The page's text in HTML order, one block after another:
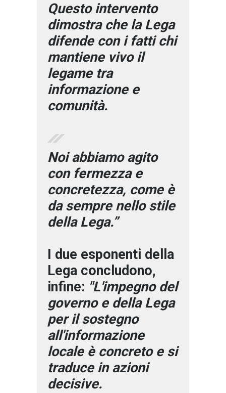
Questo intervento
dimostra che la Lega
difende con i fatti chi
mantiene vivo il
legame tra
informazione e
comunità.
Noi abbiamo agito
con fermezza e
concretezza, come è
da sempre nello stile
della Lega.”
I due esponenti della
Lega concludono,
infine: "L'impegno del
governo e della Lega
per il sostegno
all'informazione
locale è concreto e si
traduce in azioni
decisive.